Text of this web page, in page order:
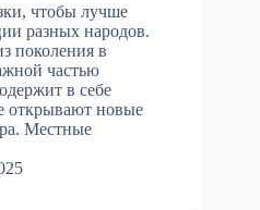
чтобы лучше
разных народов.
поколения в
частью
в себе
открывают новые
Местные